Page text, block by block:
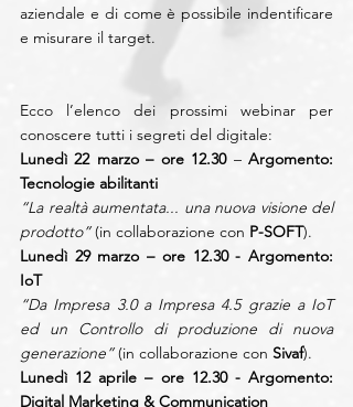
aziendale e di come è possibile indentificare
e misurare il target.
Ecco l’elenco dei prossimi webinar per
conoscere tutti i segreti del digitale:
Lunedì 22 marzo – ore 12.30 – Argomento:
Tecnologie abilitanti
“La realtà aumentata... una nuova visione del
prodotto” (in collaborazione con P-SOFT).
Lunedì 29 marzo – ore 12.30 - Argomento:
IoT
“Da Impresa 3.0 a Impresa 4.5 grazie a IoT
ed un Controllo di produzione di nuova
generazione” (in collaborazione con Sivaf).
Lunedì 12 aprile – ore 12.30 - Argomento:
Digital Marketing & Communication